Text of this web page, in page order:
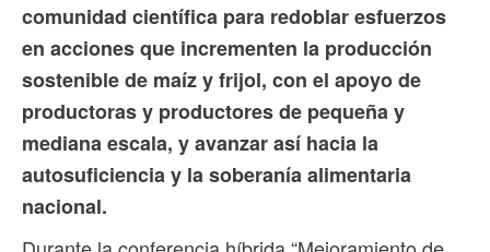
comunidad científica para redoblar esfuerzos
en acciones que incrementen la producción
sostenible de maíz y frijol, con el apoyo de
productoras y productores de pequeña y
mediana escala, y avanzar así hacia la
autosuficiencia y la soberanía alimentaria
nacional.